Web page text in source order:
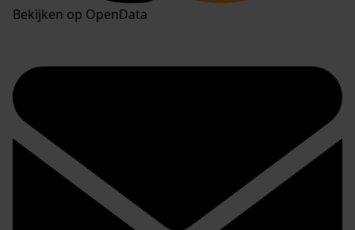
Bekijken op OpenData